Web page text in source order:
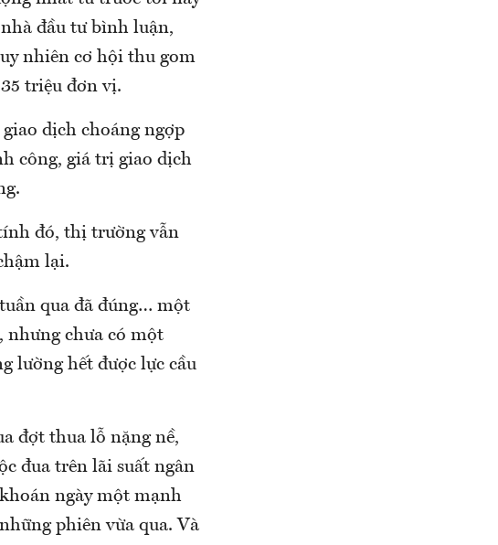
đầu tư bình luận,
nhiên cơ hội thu gom
triệu đơn vị.
dịch choáng ngợp
công, giá trị giao dịch
đó, thị trường vẫn
lại.
qua đã đúng… một
nhưng chưa có một
lường hết được lực cầu
đợt thua lỗ nặng nề,
đua trên lãi suất ngân
ngày một mạnh
phiên vừa qua. Và